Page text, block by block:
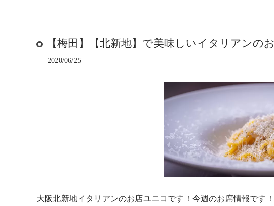
【梅田】【北新地】で美味しいイタリアンのお
2020/06/25
大阪北新地イタリアンのお店ユニコです！今週のお席情報です